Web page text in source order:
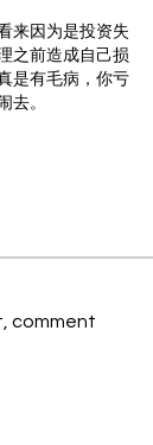
来因为是投资失
之前造成自己损
是有毛病，你亏
去。
comment